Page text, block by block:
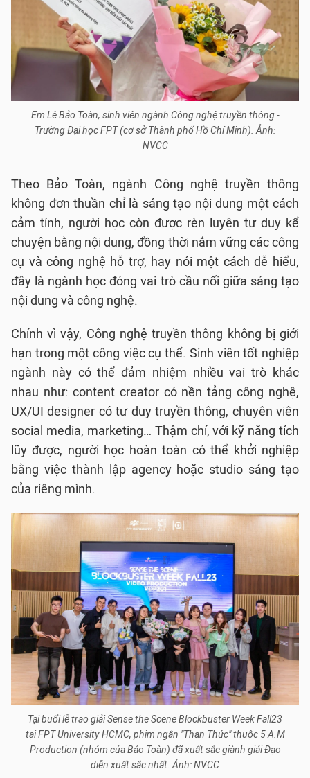
Em Lê Bảo Toàn, sinh viên ngành Công nghệ truyền thông -
Trường Đại học FPT (cơ sở Thành phố Hồ Chí Minh). Ảnh:
NVCC
Theo Bảo Toàn, ngành Công nghệ truyền thông
không đơn thuần chỉ là sáng tạo nội dung một cách
cảm tính, người học còn được rèn luyện tư duy kể
chuyện bằng nội dung, đồng thời nắm vững các công
cụ và công nghệ hỗ trợ, hay nói một cách dễ hiểu,
đây là ngành học đóng vai trò cầu nối giữa sáng tạo
nội dung và công nghệ.
Chính vì vậy, Công nghệ truyền thông không bị giới
hạn trong một công việc cụ thể. Sinh viên tốt nghiệp
ngành này có thể đảm nhiệm nhiều vai trò khác
nhau như: content creator có nền tảng công nghệ,
UX/UI designer có tư duy truyền thông, chuyên viên
social media, marketing… Thậm chí, với kỹ năng tích
lũy được, người học hoàn toàn có thể khởi nghiệp
bằng việc thành lập agency hoặc studio sáng tạo
của riêng mình.
Tại buổi lễ trao giải Sense the Scene Blockbuster Week Fall23
tại FPT University HCMC, phim ngắn "Than Thức" thuộc 5 A.M
Production (nhóm của Bảo Toàn) đã xuất sắc giành giải Đạo
diễn xuất sắc nhất. Ảnh: NVCC